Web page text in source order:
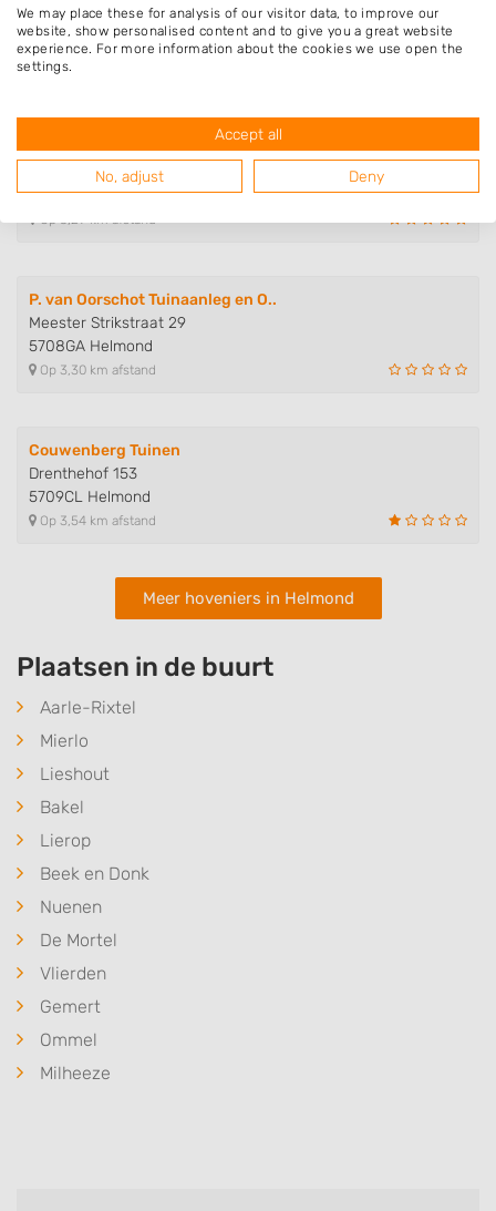
Gasthuisstraat 83
5708HJ Helmond
Op 3,18 km afstand
N.J Transport
Kempenhof 47
5709BX Helmond
P. van Oorschot Tuinaanleg en O..
Meester Strikstraat 29
5708GA Helmond
Op 3,30 km afstand
Couwenberg Tuinen
Drenthehof 153
5709CL Helmond
Op 3,54 km afstand
Meer hoveniers in Helmond
Plaatsen in de buurt
Aarle-Rixtel
Mierlo
Lieshout
Bakel
Lierop
Beek en Donk
Nuenen
De Mortel
Vlierden
Gemert
Ommel
Milheeze
We may place these for analysis of our visitor data, to improve our
website, show personalised content and to give you a great website
experience. For more information about the cookies we use open the
settings.
Accept all
No, adjust Deny